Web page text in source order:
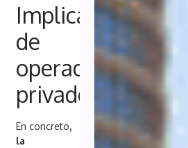
Implicación
de
operadores
privados
En concreto,
la